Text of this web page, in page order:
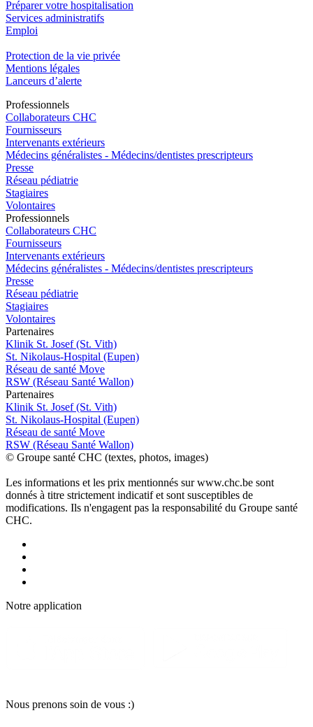
Préparer votre hospitalisation
Services administratifs
Emploi​
Protection de la vie privée
Mentions légales
Lanceurs d’alerte
Professionnels
Collaborateurs CHC
Fournisseurs
Intervenants extérieurs
Médecins généralistes - Médecins/dentistes prescripteurs
Presse
Réseau pédiatrie
Stagiaires
Volontaires
Professionnels
Collaborateurs CHC
Fournisseurs
Intervenants extérieurs
Médecins généralistes - Médecins/dentistes prescripteurs
Presse
Réseau pédiatrie
Stagiaires
Volontaires
Partenaires
Klinik St. Josef (St. Vith)
St. Nikolaus-Hospital (Eupen)
Réseau de santé Move
RSW (Réseau Santé Wallon)
Partenaires
Klinik St. Josef (St. Vith)
St. Nikolaus-Hospital (Eupen)
Réseau de santé Move
RSW (Réseau Santé Wallon)
© Groupe santé CHC (textes, photos, images)
Les informations et les prix mentionnés sur www.chc.be sont
donnés à titre strictement indicatif et sont susceptibles de
modifications. Ils n'engagent pas la responsabilité du Groupe santé
CHC.
Notre application
Nous prenons soin de vous :)